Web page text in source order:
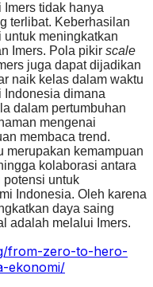
tidak hanya
terlibat. Keberhasilan
meningkatkan
Imers. Pola pikir scale
juga dapat dijadikan
naik kelas dalam waktu
dimana
dalam pertumbuhan
mengenai
membaca trend.
merupakan kemampuan
kolaborasi antara
potensi untuk
Indonesia. Oleh karena
daya saing
adalah melalui Imers.
from-zero-to-hero-
ekonomi/